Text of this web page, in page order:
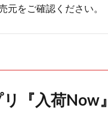
元をご確認ください。
『入荷Now